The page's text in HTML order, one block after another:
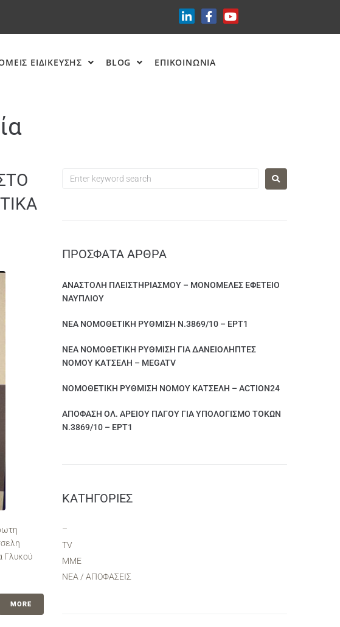
ΕΙΔΙΚΕΥΣΗΣ BLOG ΕΠΙΚΟΙΝΩΝΙΑ
Γλυκού
MORE
ΠΡΌΣΦΑΤΑ ΆΡΘΡΑ
ΑΝΑΣΤΟΛΗ ΠΛΕΙΣΤΗΡΙΑΣΜΟΥ – ΜΟΝΟΜΕΛΕΣ ΕΦΕΤΕΙΟ
ΝΑΥΠΛΙΟΥ
ΝΕΑ ΝΟΜΟΘΕΤΙΚΗ ΡΥΘΜΙΣΗ Ν.3869/10 – ΕΡΤ1
ΝΕΑ ΝΟΜΟΘΕΤΙΚΗ ΡΥΘΜΙΣΗ ΓΙΑ ΔΑΝΕΙΟΛΗΠΤΕΣ
ΝΟΜΟΥ ΚΑΤΣΕΛΗ – MEGATV
ΝΟΜΟΘΕΤΙΚΗ ΡΥΘΜΙΣΗ ΝΟΜΟΥ ΚΑΤΣΕΛΗ – ACTION24
ΑΠΟΦΑΣΗ ΟΛ. ΑΡΕΙΟΥ ΠΑΓΟΥ ΓΙΑ ΥΠΟΛΟΓΙΣΜΟ ΤΟΚΩΝ
Ν.3869/10 – ΕΡΤ1
KΑΤΗΓΟΡΊΕΣ
–
TV
ΜΜΕ
ΝΕΑ / ΑΠΟΦΑΣΕΙΣ